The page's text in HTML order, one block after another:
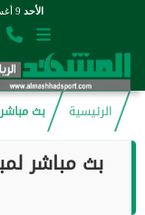
الأحد
الرئيسية
بث مباشر
بث مباشر